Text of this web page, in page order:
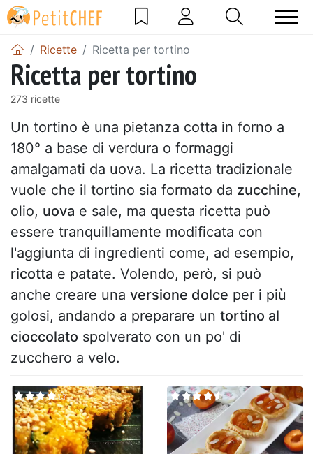
Ricette Ricetta per tortino
Ricetta per tortino
273 ricette
Un tortino è una pietanza cotta in forno a
180° a base di verdura o formaggi
amalgamati da uova. La ricetta tradizionale
vuole che il tortino sia formato da zucchine,
olio, uova e sale, ma questa ricetta può
essere tranquillamente modificata con
l'aggiunta di ingredienti come, ad esempio,
ricotta e patate. Volendo, però, si può
anche creare una versione dolce per i più
golosi, andando a preparare un tortino al
cioccolato spolverato con un po' di
zucchero a velo.